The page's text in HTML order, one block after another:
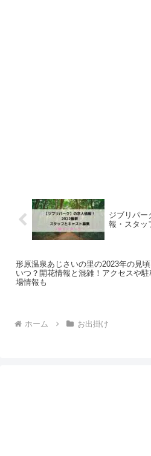
ジブリパー
報・スタッ
形原温泉あじさいの里の2023年の見
いつ？開花情報と混雑！アクセスや駐
場情報も
ホーム お出掛け